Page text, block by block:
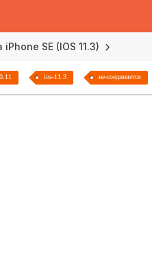
SE (IOS 11.3)
ios-11.3 не-соединяется